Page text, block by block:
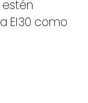
EI30 como